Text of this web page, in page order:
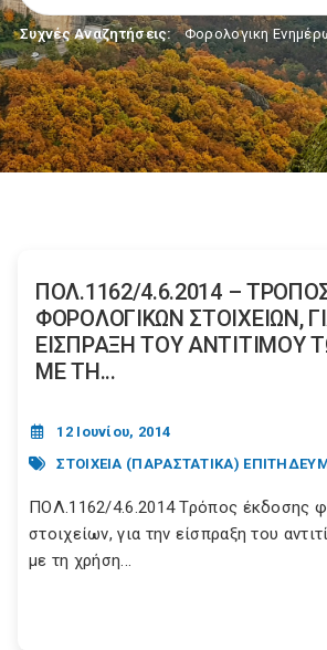
Συχνές Αναζητήσεις: Φορολογικη
ΠΟΛ.1162/4.6.2014 –
ΦΟΡΟΛΟΓΙΚΩΝ ΣΤΟΙΧΕΙΩΝ,
ΕΙΣΠΡΑΞΗ ΤΟΥ ΑΝΤΙΤΙΜΟΥ
ΜΕ ΤΗ...
12 Ιουνίου, 2014
ΣΤΟΙΧΕΙΑ (ΠΑΡΑΣΤΑΤΙΚΑ)
ΠΟΛ.1162/4.6.2014 Τρόπος έκδοσης
στοιχείων, για την είσπραξη του
με τη χρήση...